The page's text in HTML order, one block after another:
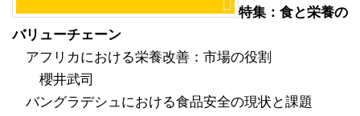
特集：食と栄養の
バリューチェーン
アフリカにおける栄養改善：市場の役割
櫻井武司
バングラデシュにおける食品安全の現状と課題